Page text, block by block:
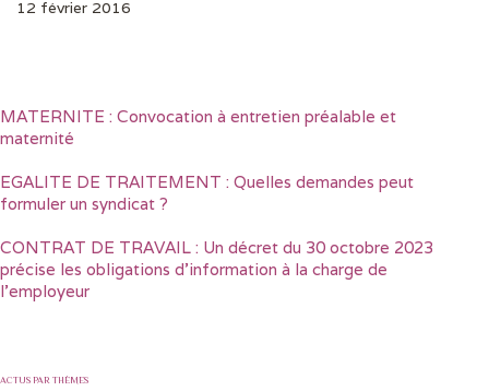
12 février 2016
MATERNITE : Convocation à entretien préalable et
maternité
EGALITE DE TRAITEMENT : Quelles demandes peut
formuler un syndicat ?
CONTRAT DE TRAVAIL : Un décret du 30 octobre 2023
précise les obligations d’information à la charge de
l’employeur
ACTUS PAR THÈMES